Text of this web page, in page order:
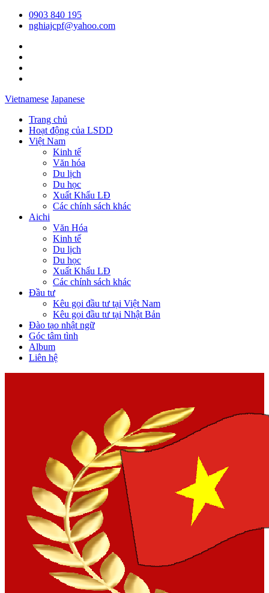
0903 840 195
nghiajcpf@yahoo.com
Vietnamese Japanese
Trang chủ
Hoạt động của LSDD
Việt Nam
Kinh tế
Văn hóa
Du lịch
Du học
Xuất Khẩu LĐ
Các chính sách khác
Aichi
Văn Hóa
Kinh tế
Du lịch
Du học
Xuất Khẩu LĐ
Các chính sách khác
Đầu tư
Kêu gọi đầu tư tại Việt Nam
Kêu gọi đầu tư tại Nhật Bản
Đào tạo nhật ngữ
Góc tâm tình
Album
Liên hệ